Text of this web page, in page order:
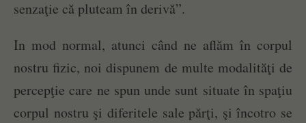
senzaţie că pluteam în derivă”.
In mod normal, atunci când ne aflăm în corpul
nostru fizic, noi dispunem de multe modalităţi de
percepţie care ne spun unde sunt situate în spaţiu
corpul nostru şi diferitele sale părţi, şi încotro se